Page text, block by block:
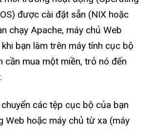
được cài đặt sẵn (NIX hoặc
chạy Apache, máy chủ Web
bạn làm trên máy tính cục bộ
cần mua một miền, trỏ nó đến
các tệp cục bộ của bạn
Web hoặc máy chủ từ xa (máy